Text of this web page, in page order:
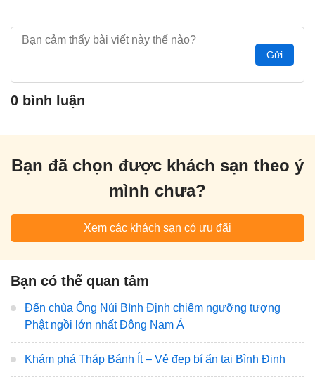
Gửi
0 bình luận
Bạn đã chọn được khách sạn theo ý
mình chưa?
Xem các khách sạn có ưu đãi
Bạn có thể quan tâm
Đến chùa Ông Núi Bình Định chiêm ngưỡng tượng
Phật ngồi lớn nhất Đông Nam Á
Khám phá Tháp Bánh Ít – Vẻ đẹp bí ẩn tại Bình Định